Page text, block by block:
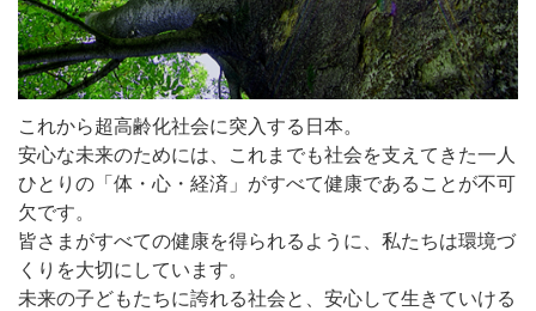
これから超高齢化社会に突入する日本。
安心な未来のためには、これまでも社会を支えてきた一人
ひとりの「体・心・経済」がすべて健康であることが不可
欠です。
皆さまがすべての健康を得られるように、私たちは環境づ
くりを大切にしています。
未来の子どもたちに誇れる社会と、安心して生きていける